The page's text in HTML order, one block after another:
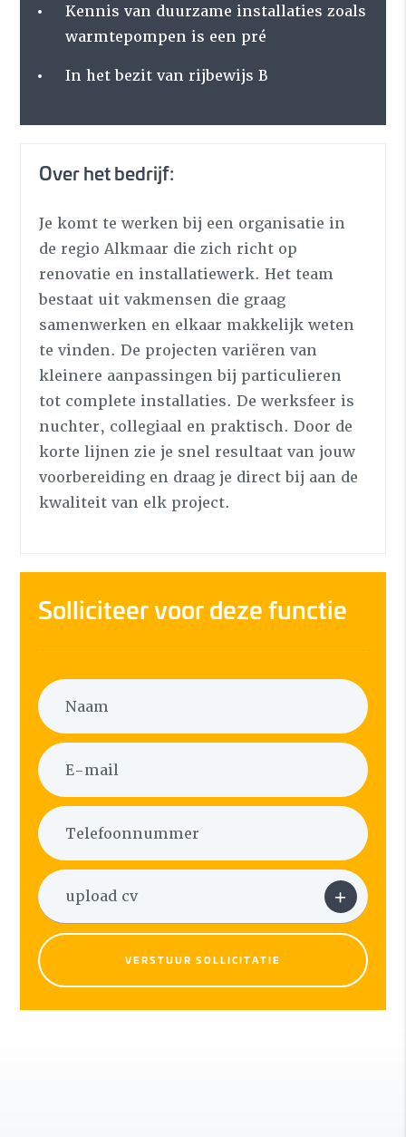
Solliciteer voor deze functie
VERSTUUR SOLLICITATIE
Kennis van duurzame installaties zoals
warmtepompen is een pré
In het bezit van rijbewijs B
Over het bedrijf:
Je komt te werken bij een organisatie in
de regio Alkmaar die zich richt op
renovatie en installatiewerk. Het team
bestaat uit vakmensen die graag
samenwerken en elkaar makkelijk weten
te vinden. De projecten variëren van
kleinere aanpassingen bij particulieren
tot complete installaties. De werksfeer is
nuchter, collegiaal en praktisch. Door de
korte lijnen zie je snel resultaat van jouw
voorbereiding en draag je direct bij aan de
kwaliteit van elk project.